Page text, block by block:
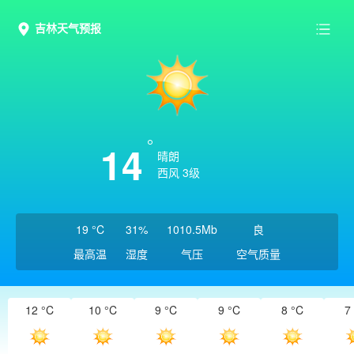
吉林天气预报
14
晴朗
西风 3级
19 °C
最高温
31%
湿度
1010.5Mb
气压
良
空气质量
12 °C 10 °C 9 °C 9 °C 8 °C 7